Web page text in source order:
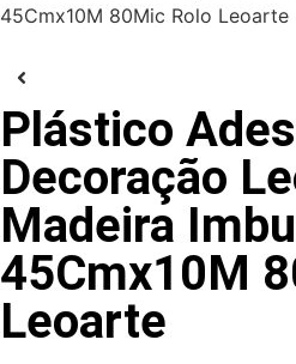
45Cmx10M 80Mic Rolo Leoarte
Plástico
Decoração
Madeira
45Cmx10M
Leoarte